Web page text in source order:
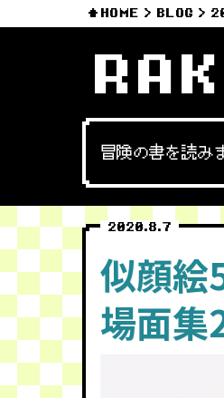
HOME BLOG
冒険の書を読み
2020.8.7
似顔
場面集